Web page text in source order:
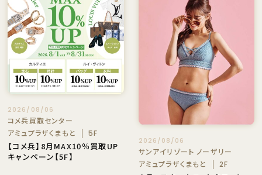
2026/08/06
コメ兵買取センター
アミュプラザくまもと
5F
【コメ兵】8月MAX10％買取UP
キャンペーン【5F】
2026/08/06
サンアイリゾート ノーザリー
アミュプラザくまもと
2F